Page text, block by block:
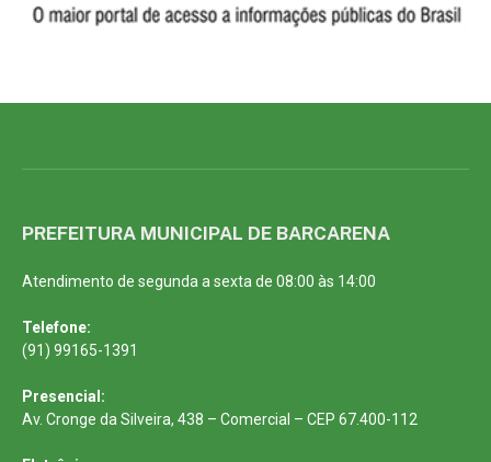
PREFEITURA MUNICIPAL DE BARCARENA
Atendimento de segunda a sexta de 08:00 às 14:00
Telefone:
(91) 99165-1391
Presencial:
Av. Cronge da Silveira, 438 – Comercial – CEP 67.400-112